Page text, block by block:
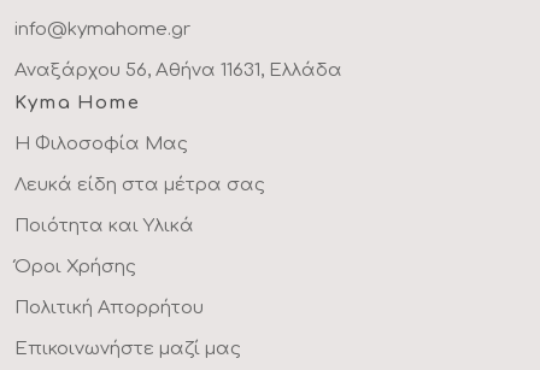
info@kymahome.gr
Αναξάρχου 56, Αθήνα 11631, Ελλάδα
Kyma Home
Η Φιλοσοφία Μας
Λευκά είδη στα μέτρα σας
Ποιότητα και Υλικά
Όροι Χρήσης
Πολιτική Απορρήτου
Επικοινωνήστε μαζί μας